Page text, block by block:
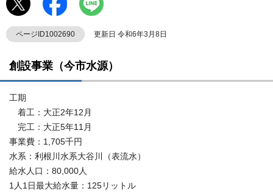
ページID1002690 更新日 令和6年3月8日
創設事業（今市水源）
工期
着工：大正2年12月
完工：大正5年11月
事業費：1,705千円
水系：利根川水系大谷川（表流水）
給水人口：80,000人
1人1日最大給水量：125リットル